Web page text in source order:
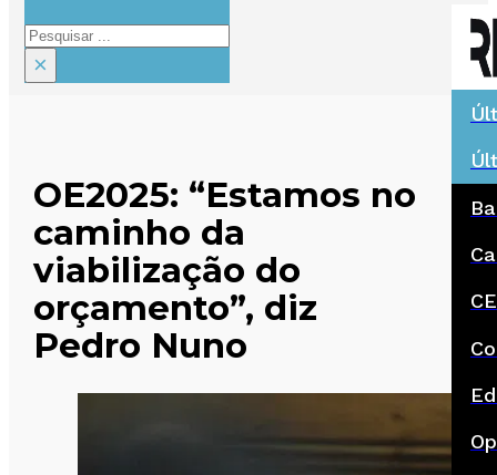
Pesquisar
×
OE2025: “Estamos no
caminho da
viabilização do
orçamento”, diz
Pedro Nuno